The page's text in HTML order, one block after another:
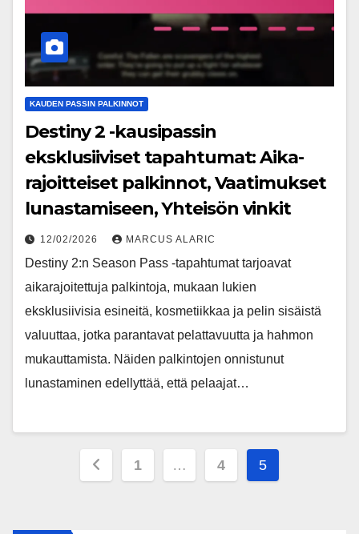
KAUDEN PASSIN PALKINNOT
Destiny 2 -kausipassin
eksklusiiviset tapahtumat: Aika-
rajoitteiset palkinnot, Vaatimukset
lunastamiseen, Yhteisön vinkit
12/02/2026 MARCUS ALARIC
Destiny 2:n Season Pass -tapahtumat tarjoavat
aikarajoitettuja palkintoja, mukaan lukien
eksklusiivisia esineitä, kosmetiikkaa ja pelin sisäistä
valuuttaa, jotka parantavat pelattavuutta ja hahmon
mukauttamista. Näiden palkintojen onnistunut
lunastaminen edellyttää, että pelaajat…
Posts
1 … 4 5